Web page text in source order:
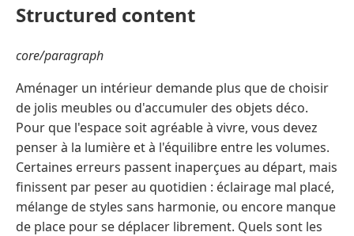
Structured content
core/paragraph
Aménager un intérieur demande plus que de choisir
de jolis meubles ou d'accumuler des objets déco.
Pour que l'espace soit agréable à vivre, vous devez
penser à la lumière et à l'équilibre entre les volumes.
Certaines erreurs passent inaperçues au départ, mais
finissent par peser au quotidien : éclairage mal placé,
mélange de styles sans harmonie, ou encore manque
de place pour se déplacer librement. Quels sont les